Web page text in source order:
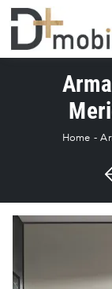
Home -